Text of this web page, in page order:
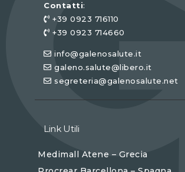
Contatti:
+39 0923 716110
+39 0923 714660
info@galenosalute.it
galeno.salute@libero.it
segreteria@galenosalute.net
Link Utili
Medimall Atene – Grecia